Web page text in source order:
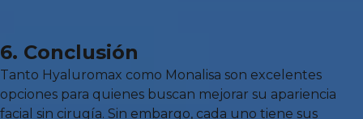
6. Conclusión
Tanto Hyaluromax como Monalisa son excelentes
opciones para quienes buscan mejorar su apariencia
facial sin cirugía. Sin embargo, cada uno tiene sus